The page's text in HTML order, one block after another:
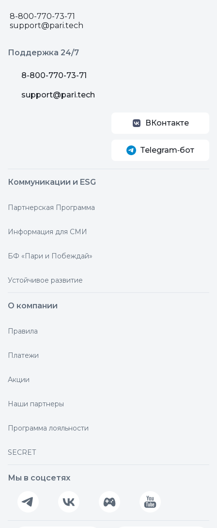
8-800-770-73-71
support@pari.tech
Поддержка 24/7
8-800-770-73-71
support@pari.tech
ВКонтакте
Telegram‑бот
Коммуникации и ESG
Партнерская Программа
Информация для СМИ
БФ «Пари и Побеждай»
Устойчивое развитие
О компании
Правила
Платежи
Акции
Наши партнеры
Программа лояльности
SECRET
Мы в соцсетях